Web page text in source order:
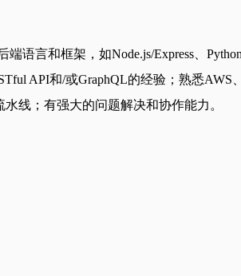
言和框架，如Node.js/Express、
API和/或GraphQL的经验；熟悉
线；有强大的问题解决和协作能力。